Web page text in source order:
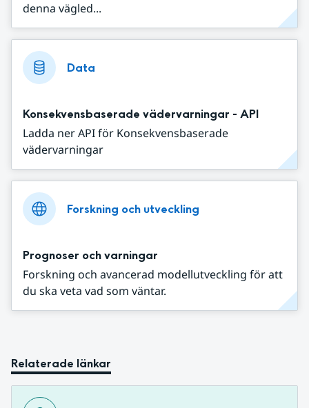
denna vägled...
Data
Konsekvensbaserade vädervarningar - API
Ladda ner API för Konsekvensbaserade
vädervarningar
Forskning och utveckling
Prognoser och varningar
Forskning och avancerad modellutveckling för att
du ska veta vad som väntar.
Relaterade länkar